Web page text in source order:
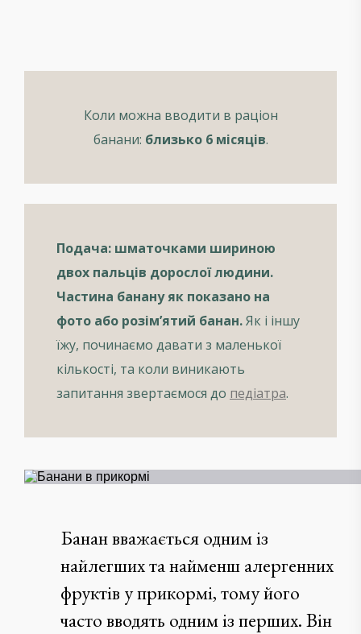
Коли можна вводити в раціон
банани: близько 6 місяців.
Подача: шматочками шириною
двох пальців дорослої людини.
Частина банану як показано на
фото або розім’ятий банан.Як і іншу
їжу, починаємо давати з маленької
кількості, та коли виникають
запитання звертаємося до педіатра.
Банан вважається одним із
найлегших та найменш алергенних
фруктів у прикормі, тому його
часто вводять одним із перших. Він